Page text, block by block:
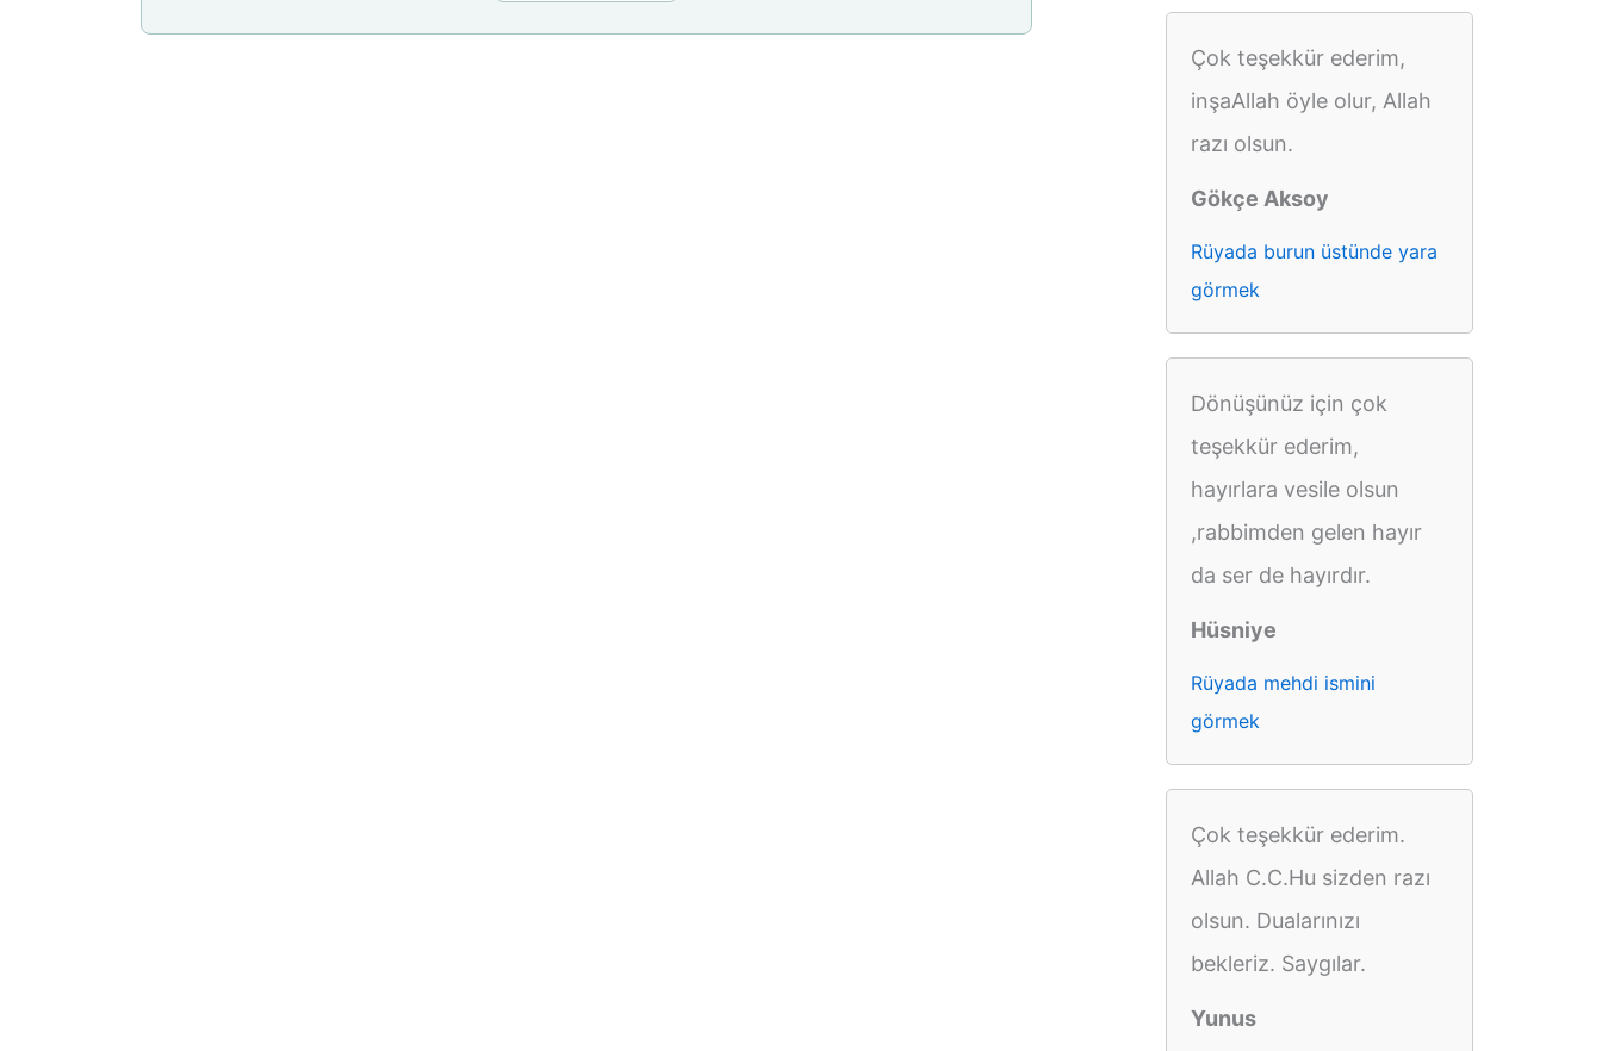
Çok teşekkür ederim,
inşaAllah öyle olur, Allah
razı olsun.
Gökçe Aksoy
Rüyada burun üstünde yara
görmek
Dönüşünüz için çok
teşekkür ederim,
hayırlara vesile olsun
,rabbimden gelen hayır
da ser de hayırdır.
Hüsniye
Rüyada mehdi ismini
görmek
Çok teşekkür ederim.
Allah C.C.Hu sizden razı
olsun. Dualarınızı
bekleriz. Saygılar.
Yunus